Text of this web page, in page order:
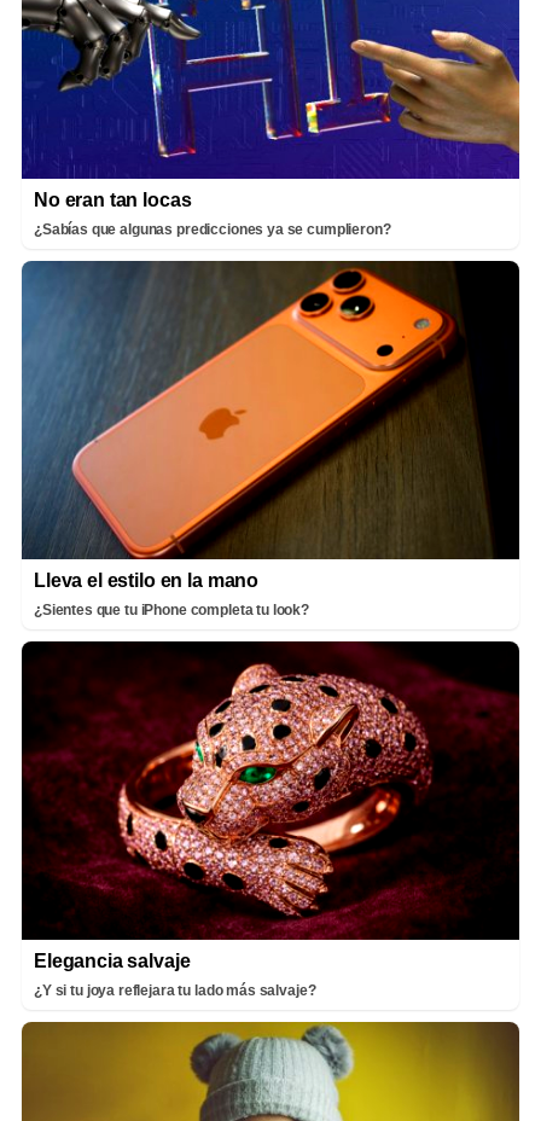
No eran tan locas
¿Sabías que algunas predicciones ya se cumplieron?
Lleva el estilo en la mano
¿Sientes que tu iPhone completa tu look?
Elegancia salvaje
¿Y si tu joya reflejara tu lado más salvaje?